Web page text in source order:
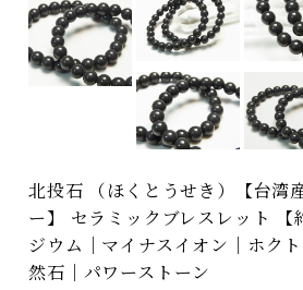
北投石 （ほくとうせき）【台湾
ー】 セラミックブレスレット
ジウム｜マイナスイオン｜ホク
然石｜パワーストーン